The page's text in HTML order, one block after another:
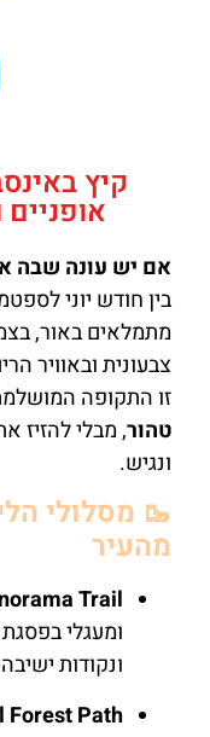
קיץ
אם יש עונה שבה
בין חודש יוני
מתמלאים באור,
צבעונית ובאוויר
זו התקופה
טהור, מבלי להזיז
ונגיש.
🥾 מסלולי
מהעיר
Trail
ומעגלי
ונקודות
Forest Path